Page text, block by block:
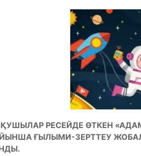
РЕСЕЙДЕ ӨТКЕН
ҒЫЛЫМИ-ЗЕРТТЕУ